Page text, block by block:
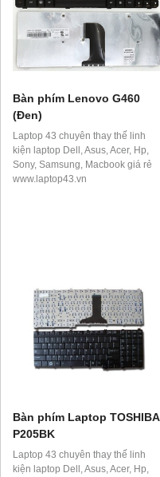
Bàn phím Lenovo G460
(Đen)
Laptop 43 chuyên thay thế linh
kiện laptop Dell, Asus, Acer, Hp,
Sony, Samsung, Macbook giá rẻ
www.laptop43.vn
Bàn phím Laptop TOSHIBA
P205BK
Laptop 43 chuyên thay thế linh
kiện laptop Dell, Asus, Acer, Hp,